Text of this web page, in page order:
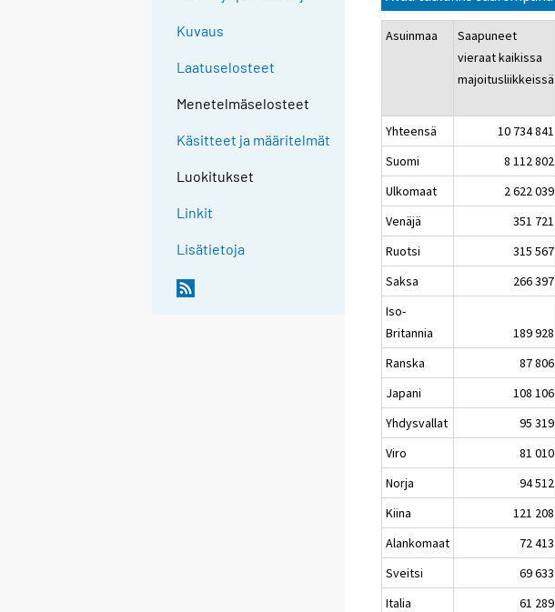
Kuvaus
Laatuselosteet
Menetelmäselosteet
Käsitteet ja määritelmät
Luokitukset
Linkit
Lisätietoja
Asuinmaa
Saapuneet
vieraat kaikissa
majoitusliikkeissä
Yhteensä 10 734 841
Suomi
8 112 802
Ulkomaat
2 622 039
Venäjä
351 721
Ruotsi
315 567
Saksa
266 397
Iso-
Britannia
189 928
Ranska
87 806
Japani
108 106
Yhdysvallat
95 319
Viro
81 010
Norja
94 512
Kiina
121 208
Alankomaat
72 413
Sveitsi
69 633
Italia
61 289